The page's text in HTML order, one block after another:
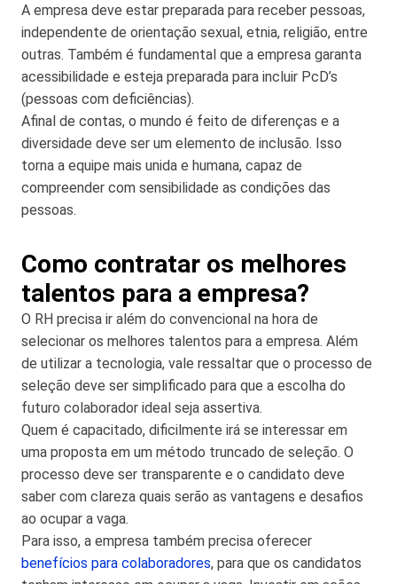
A empresa deve estar preparada para receber pessoas,
independente de orientação sexual, etnia, religião, entre
outras. Também é fundamental que a empresa garanta
acessibilidade e esteja preparada para incluir PcD’s
(pessoas com deficiências).
Afinal de contas, o mundo é feito de diferenças e a
diversidade deve ser um elemento de inclusão. Isso
torna a equipe mais unida e humana, capaz de
compreender com sensibilidade as condições das
pessoas.
Como contratar os melhores
talentos para a empresa?
O RH precisa ir além do convencional na hora de
selecionar os melhores talentos para a empresa. Além
de utilizar a tecnologia, vale ressaltar que o processo de
seleção deve ser simplificado para que a escolha do
futuro colaborador ideal seja assertiva.
Quem é capacitado, dificilmente irá se interessar em
uma proposta em um método truncado de seleção. O
processo deve ser transparente e o candidato deve
saber com clareza quais serão as vantagens e desafios
ao ocupar a vaga.
Para isso, a empresa também precisa oferecer
benefícios para colaboradores, para que os candidatos